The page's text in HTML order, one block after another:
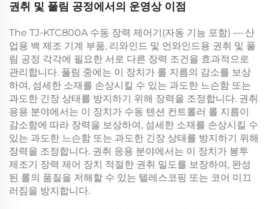
권취 및 풀림 공정에서의 운영상 이점
The TJ-KTC800A 수동 장력 제어기(자동 기능 포함) — 산
업용 백 제조 기계 부품, 리와인드 및 언와인드용 권취 및 풀
림 공정 각각에 필요한 서로 다른 장력 조건을 효과적으로
관리합니다. 풀림 중에는 이 장치가 롤 지름의 감소를 보상
하여, 섬세한 소재를 손상시킬 수 있는 과도한 느슨함 또는
과도한 긴장 상태를 방지하기 위해 장력을 조정합니다. 권취
응용 분야에서는 이 장치가 수동 텐션 컨트롤러 롤 지름이
감소함에 따라 장력을 보상하여, 섬세한 소재를 손상시킬 수
있는 과도한 느슨함 또는 과도한 긴장 상태를 방지하기 위해
장력을 조정합니다. 권취 응용 분야에서는 이 장치가 봉투
제조기 장력 제어 장치 적절한 권취 밀도를 보장하여, 완성
된 롤의 품질을 저해할 수 있는 텔레스코핑 또는 코어 미끄
러짐을 방지합니다.